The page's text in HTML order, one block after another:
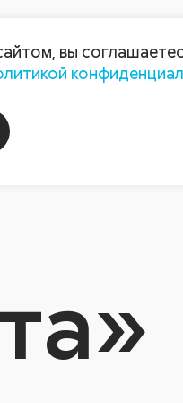
Пресс-центр
вы